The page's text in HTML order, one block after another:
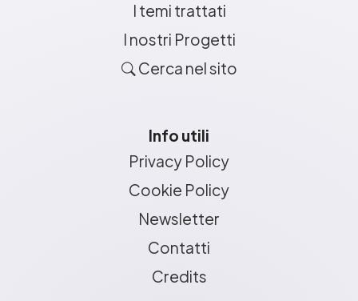
I temi trattati
I nostri Progetti
Cerca nel sito
Info utili
Privacy Policy
Cookie Policy
Newsletter
Contatti
Credits